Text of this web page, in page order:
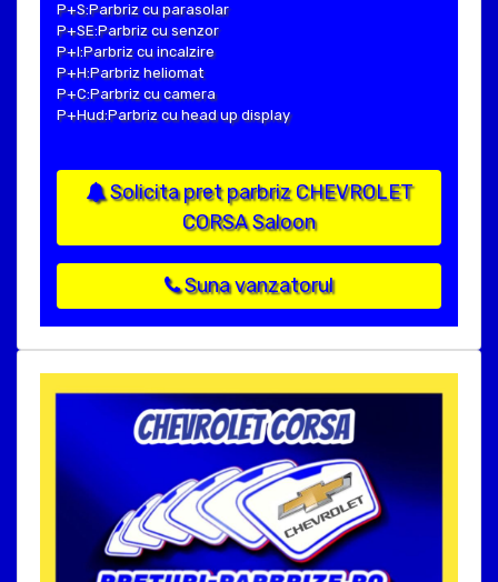
P+S:Parbriz cu parasolar
P+SE:Parbriz cu senzor
P+I:Parbriz cu incalzire
P+H:Parbriz heliomat
P+C:Parbriz cu camera
P+Hud:Parbriz cu head up display
Solicita pret parbriz CHEVROLET
CORSA Saloon
Suna vanzatorul